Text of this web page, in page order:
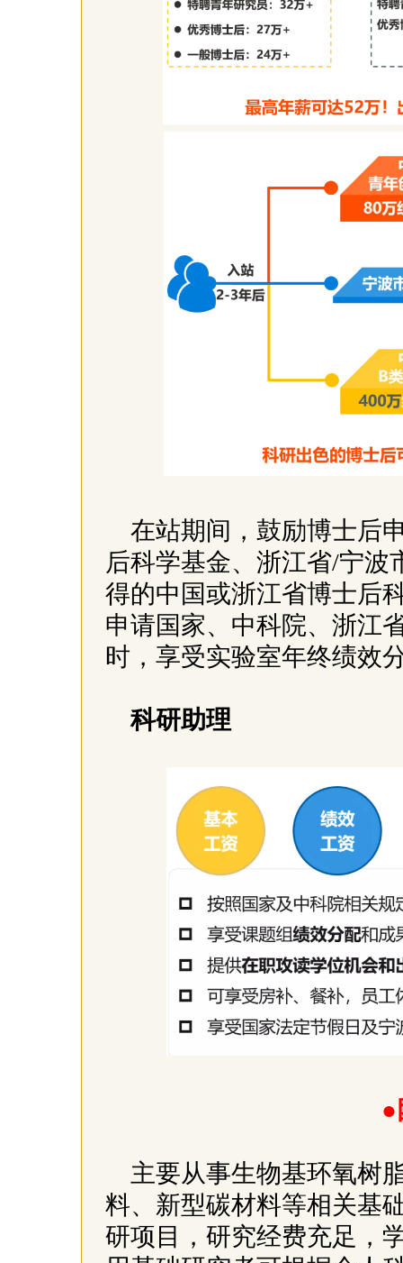
在站期间，鼓励博士后
后科学基金、浙江省/宁
得的中国或浙江省博士后
申请国家、 中科院、浙江
时，享受实验室年终绩效
科研助理
●
主要从事生物基环氧树
料、新型碳材料等相关基
研项目，研究经费充足，